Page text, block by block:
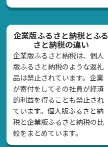
企業版ふるさと納税とふる
さと納税の違い
企業版ふるさと納税は、個人
版ふるさと納税のような返礼
品は禁止されています。企業
が寄付をしてその社員が経済
的利益を得ることも禁止され
ています。個人版ふるさと納
税と企業版ふるさと納税の比
較をまとめています。